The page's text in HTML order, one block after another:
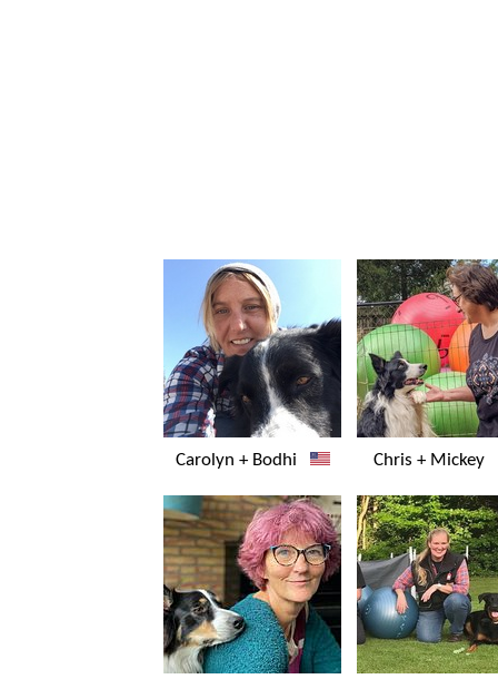
Carolyn + Bodhi Chris + Mickey